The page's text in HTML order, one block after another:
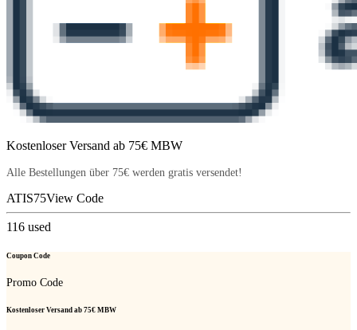
Kostenloser Versand ab 75€ MBW
Alle Bestellungen über 75€ werden gratis versendet!
ATIS75View Code
116 used
Coupon Code
Promo Code
Kostenloser Versand ab 75€ MBW